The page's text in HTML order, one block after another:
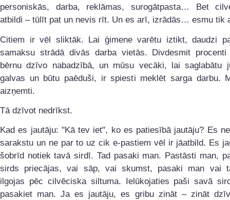
personiskās, darba, reklāmas, surogātpasta… Bet
atbildi – tūlīt pat un nevis rīt. Un es arī, izrādās… esmu tik
Citiem ir vēl sliktāk. Lai ģimene varētu iztikt, daudzi
samaksu strādā divās darba vietās. Divdesmit
bērnu dzīvo nabadzībā, un mūsu vecāki, lai saglabātu
galvas un būtu paēduši, ir spiesti meklēt sarga darbu.
aizņemti.
Tā dzīvot nedrīkst.
Kad es jautāju: "Kā tev iet", ko es patiesībā jautāju? Es
sarakstu un ne par to uz cik e-pastiem vēl ir jāatbild. Es
šobrīd notiek tavā sirdī. Tad pasaki man. Pastāsti man,
sirds priecājas, vai sāp, vai skumst, pasaki man vai
ilgojas pēc cilvēciska siltuma. Ielūkojaties paši savā
pasakiet man. Ja es jautāju, es gribu zināt – zināt